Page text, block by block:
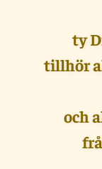
ty
tillhör
och